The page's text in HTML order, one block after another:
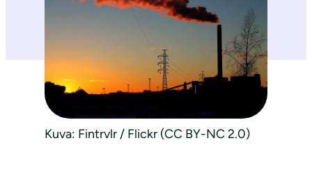
Kuva: Fintrvlr / Flickr (CC BY-NC 2.0)